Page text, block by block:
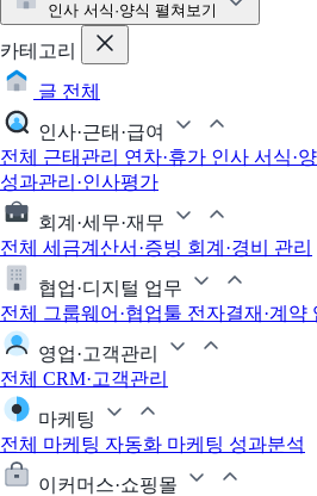
인사 서식·양식 펼쳐보기
카테고리
글 전체
인사·근태·급여
전체 근태관리 연차·휴가 인사 서식·
성과관리·인사평가
회계·세무·재무
전체 세금계산서·증빙 회계·경비 관리
협업·디지털 업무
전체
그룹웨어·협업툴 전자결재·계약
영업·고객관리
전체 CRM·고객관리
마케팅
전체 마케팅 자동화 마케팅 성과분석
이커머스·쇼핑몰